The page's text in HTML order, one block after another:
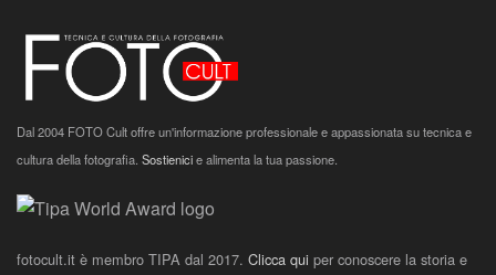
Dal 2004 FOTO Cult offre un'informazione professionale e appassionata su tecnica e
cultura della fotografia. Sostienicie alimenta la tua passione.
fotocult.it è membro TIPA dal 2017. Clicca qui per conoscere la storia e